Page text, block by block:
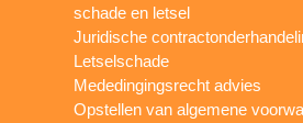
schade en letsel
Juridische
Letselschade
Mededingingsrecht advies
Opstellen van algemene